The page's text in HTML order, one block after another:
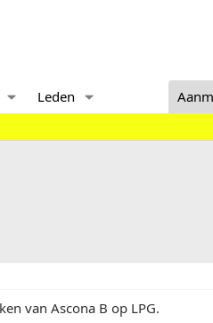
Leden
van Ascona B op LPG.